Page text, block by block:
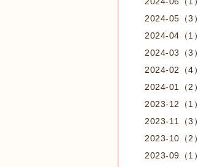
2024-05（3）
2024-04（1）
2024-03（3）
2024-02（4）
2024-01（2）
2023-12（1）
2023-11（3）
2023-10（2）
2023-09（1）